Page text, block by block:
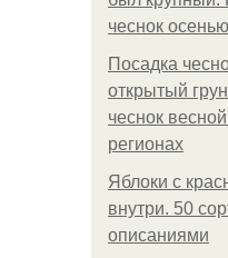
чеснок
Посадка
открытый
чеснок
регионах
Яблоки с
внутри. 50
описаниями